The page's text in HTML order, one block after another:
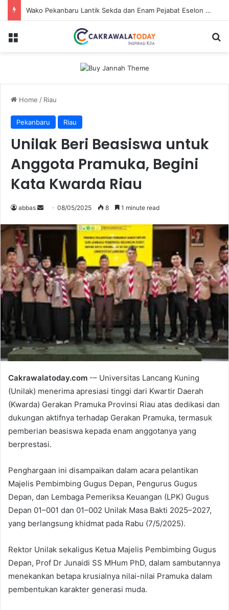
Wako Pekanbaru Lantik Sekda dan Enam Pejabat Eselon Lainnya
Home / Riau
Pekanbaru Riau
Unilak Beri Beasiswa untuk
Anggota Pramuka, Begini
Kata Kwarda Riau
abbas
n
a
n
e
m
a
08/05/2025 8 1 minute read
Cakrawalatoday.com -– Universitas Lancang Kuning
(Unilak) menerima apresiasi tinggi dari Kwartir Daerah
(Kwarda) Gerakan Pramuka Provinsi Riau atas dedikasi dan
dukungan aktifnya terhadap Gerakan Pramuka, termasuk
pemberian beasiswa kepada enam anggotanya yang
berprestasi.
Penghargaan ini disampaikan dalam acara pelantikan
Majelis Pembimbing Gugus Depan, Pengurus Gugus
Depan, dan Lembaga Pemeriksa Keuangan (LPK) Gugus
Depan 01–001 dan 01–002 Unilak Masa Bakti 2025–2027,
yang berlangsung khidmat pada Rabu (7/5/2025).
Rektor Unilak sekaligus Ketua Majelis Pembimbing Gugus
Depan, Prof Dr Junaidi SS MHum PhD, dalam sambutannya
menekankan betapa krusialnya nilai-nilai Pramuka dalam
pembentukan karakter generasi muda.